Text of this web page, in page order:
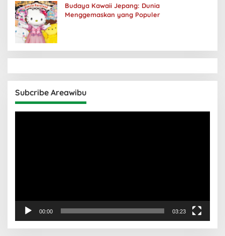
Budaya Kawaii Jepang: Dunia
Menggemaskan yang Populer
Subcribe Areawibu
00:00 03:23